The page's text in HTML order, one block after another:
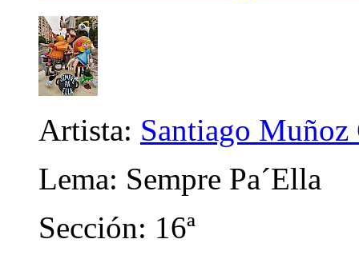
Artista: Santiago
Lema: Sempre Pa´Ella
Sección: 16ª